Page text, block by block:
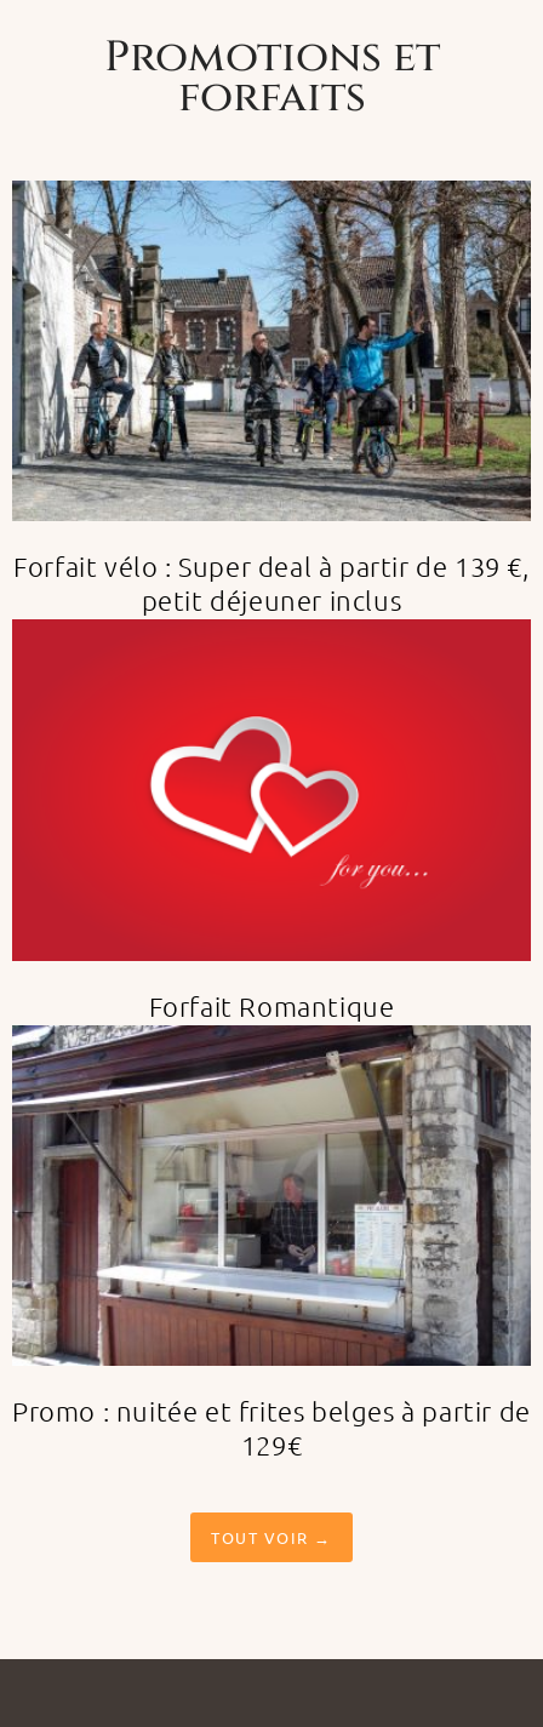
Promotions et
forfaits
Forfait vélo : Super deal à partir de 139 €,
petit déjeuner inclus
Forfait Romantique
Promo : nuitée et frites belges à partir de
129€
TOUT VOIR →